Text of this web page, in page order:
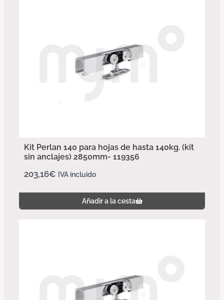
Kit Perlan 140 para hojas de hasta 140kg. (kit
sin anclajes) 2850mm- 119356
203,16€ IVA incluido
Añadir a la cesta